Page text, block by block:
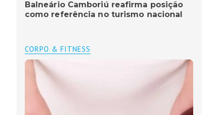
Balneário Camboriú reafirma posição
como referência no turismo nacional
CORPO & FITNESS